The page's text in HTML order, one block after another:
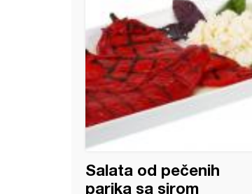
Salata od pečenih
parika sa sirom